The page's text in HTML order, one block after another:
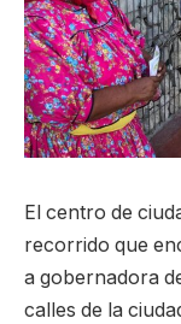
El centro de
recorrido que
a gobernadora
calles de la